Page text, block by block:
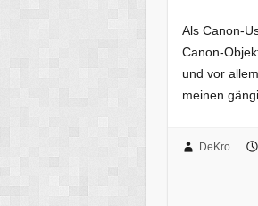
Als Canon-
Canon-
und vor
meinen
DeKro